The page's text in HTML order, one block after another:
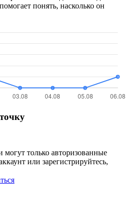
понять, насколько он
могут только авторизованные
или зарегистрируйтесь,